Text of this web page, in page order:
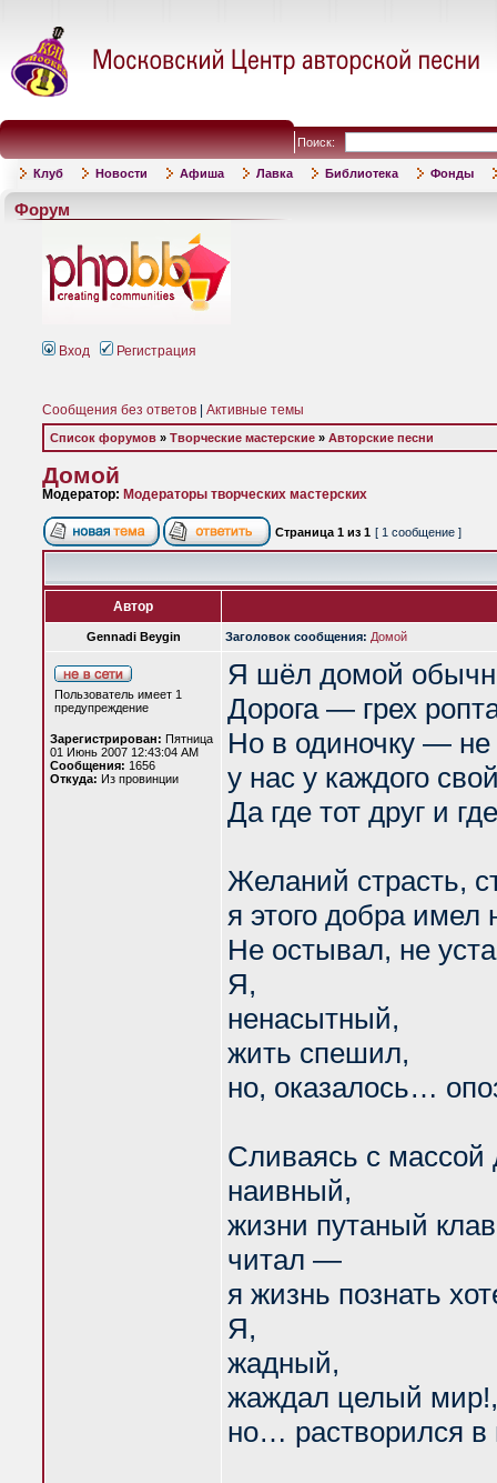
Поиск:
Клуб Новости Афиша Лавка Библиотека Фонды
Форум
Вход Регистрация
Сообщения без ответов Активные темы
Список форумов » Творческие мастерские » Авторские песни
Домой
Модератор: Модераторы творческих мастерских
Страница 1 из 1 [ 1 сообщение ]
Автор
Gennadi Beygin Заголовок сообщения: Домой
Пользователь имеет 1
предупреждение
Зарегистрирован: Пятница
01 Июнь 2007 12:43:04 AM
Сообщения: 1656
Откуда: Из провинции
Я шёл домой
Дорога — грех
Но в одиночку —
у нас у каждого
Да где тот друг и
Желаний страсть,
я этого добра имел
Не остывал, не
Я,
ненасытный,
жить спешил,
но, оказалось…
Сливаясь с массой
наивный,
жизни путаный
читал —
я жизнь познать
Я,
жадный,
жаждал целый мир!,
но… растворился в